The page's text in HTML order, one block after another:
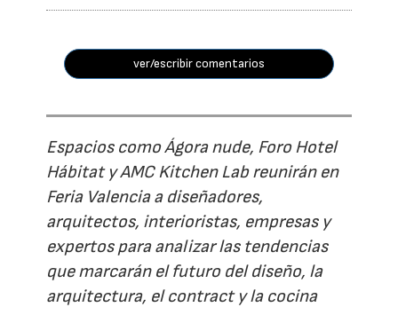
ver/escribir comentarios
Espacios como Ágora nude, Foro Hotel
Hábitat y AMC Kitchen Lab reunirán en
Feria Valencia a diseñadores,
arquitectos, interioristas, empresas y
expertos para analizar las tendencias
que marcarán el futuro del diseño, la
arquitectura, el contract y la cocina